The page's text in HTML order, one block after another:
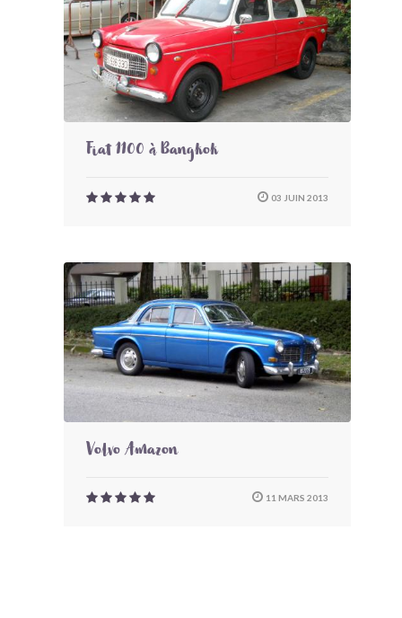
Fiat 1100 à Bangkok
03 JUIN 2013
Volvo Amazon
11 MARS 2013